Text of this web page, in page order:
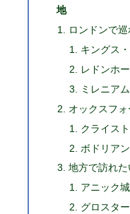
地
ロンドンで
キングス
レドンホ
ミレニア
オックスフ
クライス
ボドリア
地方で訪れた
アニック城
グロスタ